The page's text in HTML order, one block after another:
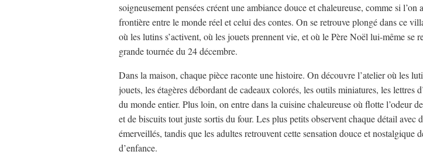
soigneusement pensées créent une ambiance douce et chaleureuse, comme si l’on
frontière entre le monde réel et celui des contes. On se retrouve plongé dans ce
où les lutins s’activent, où les jouets prennent vie, et où le Père Noël lui-même se
grande tournée du 24 décembre.
Dans la maison, chaque pièce raconte une histoire. On découvre l’atelier où les
jouets, les étagères débordant de cadeaux colorés, les outils miniatures, les lettres
du monde entier. Plus loin, on entre dans la cuisine chaleureuse où flotte l’odeur
et de biscuits tout juste sortis du four. Les plus petits observent chaque détail avec
émerveillés, tandis que les adultes retrouvent cette sensation douce et nostalgique
d’enfance.